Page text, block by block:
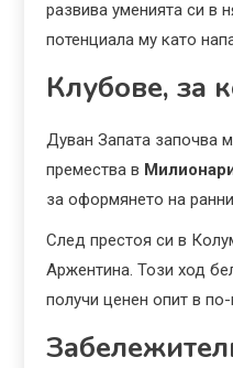
развива уменията си в
потенциала му като
Клубове, за
Дуван Запата започва
премества в
за оформянето на
След престоя си в
Аржентина. Този ход
получи ценен опит в